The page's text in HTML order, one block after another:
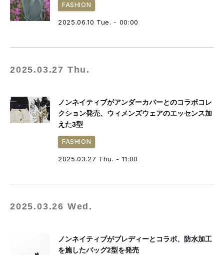
FASHION
2025.06.10 Tue. - 00:00
2025.03.27 Thu.
ノンネイティブがアンダーカバーとのコラボコレ
クション発売、ウィメンズウェアのエッセンス加
えた3型
FASHION
2025.03.27 Thu. - 11:00
2025.03.26 Wed.
ノンネイティブがブレディーとコラボ、防水加工
を施したバッグ2型を発売